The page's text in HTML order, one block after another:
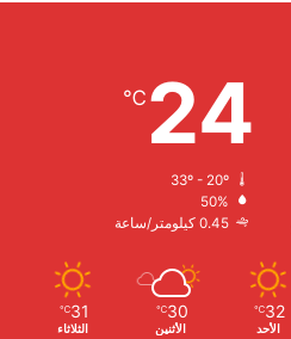
24
℃
الرطوبة:
الرياح:
32
℃
الأحد
30
℃
الأثنين
31
℃
الثلاثاء